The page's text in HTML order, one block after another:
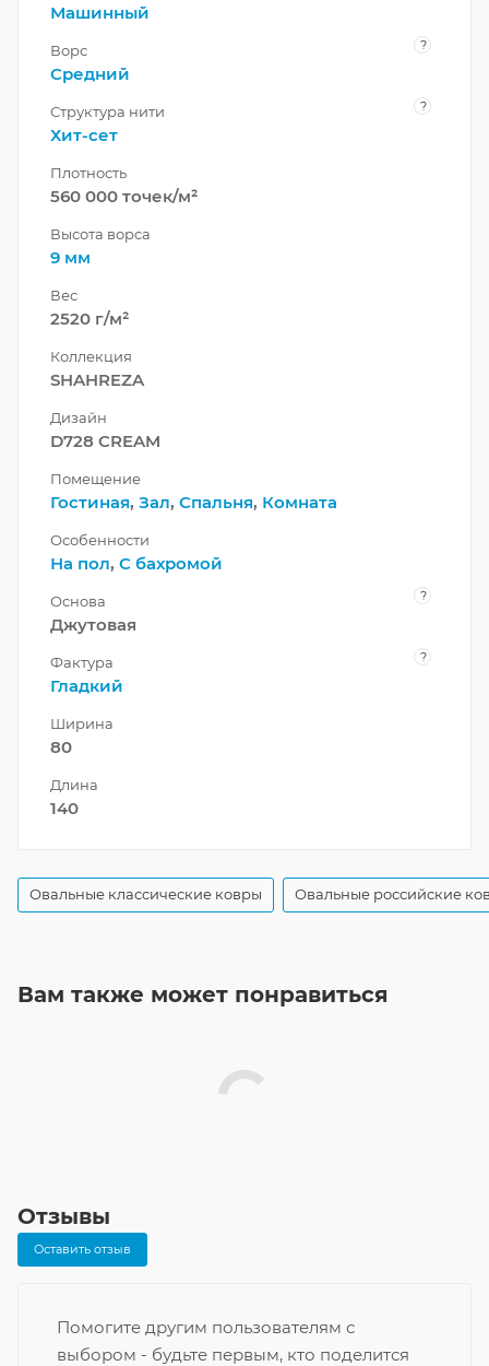
Машинный
Ворс ?
Средний
Структура нити ?
Хит-сет
Плотность
560 000 точек/м²
Высота ворса
9 мм
Вес
2520 г/м²
Коллекция
SHAHREZA
Дизайн
D728 CREAM
Помещение
Гостиная, Зал, Спальня, Комната
Особенности
На пол, С бахромой
Основа ?
Джутовая
Фактура ?
Гладкий
Ширина
80
Длина
140
Овальные классические ковры Овальные российские
Вам также может понравиться
Отзывы
Оставить отзыв
Помогите другим пользователям с
выбором - будьте первым, кто поделится